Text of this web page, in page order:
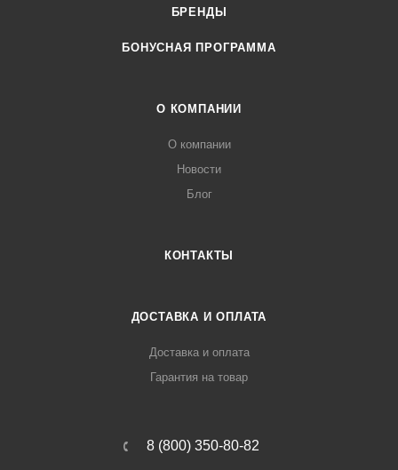
БРЕНДЫ
БОНУСНАЯ ПРОГРАММА
О КОМПАНИИ
О компании
Новости
Блог
КОНТАКТЫ
ДОСТАВКА И ОПЛАТА
Доставка и оплата
Гарантия на товар
8 (800) 350-80-82